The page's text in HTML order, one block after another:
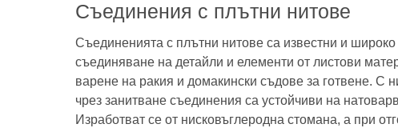
Съединения с плътни нитове
Съединенията с плътни нитове са известни и
съединяване на детайли и елементи от листови
варене на ракия и домакински съдове за готвене. С
чрез занитване съединения са устойчиви на
Изработват се от нисковъглеродна стомана, а при